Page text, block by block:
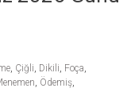
, Çiğli, Dikili, Foça,
, Ödemiş,